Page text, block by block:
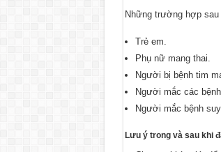
Những trường hợp sau
Trẻ em.
Phụ nữ mang thai.
Người bị bệnh tim
Người mắc các
Người mắc bệnh
Lưu ý trong và sau khi